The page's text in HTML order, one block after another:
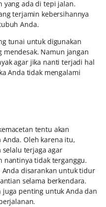
yang ada di tepi jalan.
terjamin kebersihannya
Anda.
tunai untuk digunakan
Namun jangan
agar jika nanti terjadi hal
Anda tidak mengalami
tentu akan
Oleh karena itu,
selalu terjaga agar
nantinya tidak terganggu.
disarankan untuk tidur
selama berkendara.
penting untuk Anda dan